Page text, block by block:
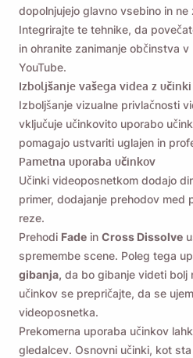
dopolnjujejo glavno vsebino in ne
Integrirajte te tehnike, da
in ohranite zanimanje občinstva
YouTube.
Izboljšanje vašega videa z
Izboljšanje vizualne privlačnosti
vključuje učinkovito uporabo
pomagajo ustvariti uglajen in
Pametna uporaba učinkov
Učinki videoposnetkom dodajo
primer, dodajanje prehodov med
reze.
Prehodi Fade in Cross Dissolve
spremembe scene. Poleg tega
gibanja, da bo gibanje videti bolj
učinkov se prepričajte, da se
videoposnetka.
Prekomerna uporaba učinkov
gledalcev. Osnovni učinki, kot sta